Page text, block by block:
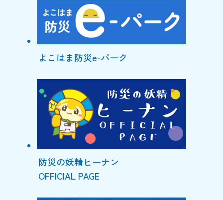
よこはま防災e-パーク
防災の妖精ヒーナン
OFFICIAL PAGE